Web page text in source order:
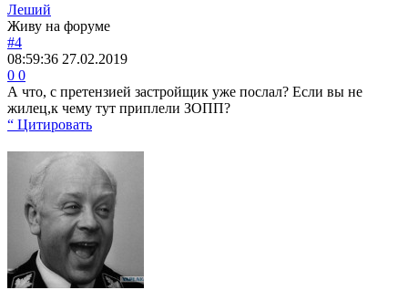
Леший
Живу на форуме
#4
08:59:36 27.02.2019
0 0
А что, с претензией застройщик уже послал? Если вы не
жилец,к чему тут приплели ЗОПП?
“ Цитировать